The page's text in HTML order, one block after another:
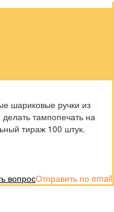
шариковые ручки из
тампопечать на
тираж 100 штук.
Отправить по email
вопрос